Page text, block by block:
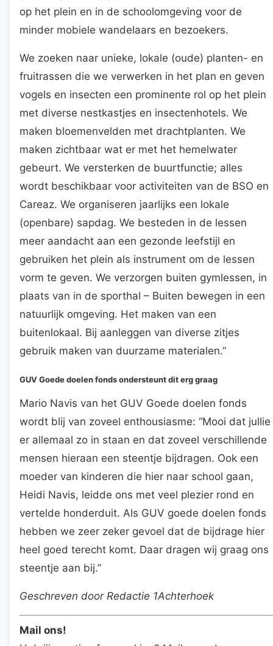
op het plein en in de schoolomgeving voor de
minder mobiele wandelaars en bezoekers.
We zoeken naar unieke, lokale (oude) planten- en
fruitrassen die we verwerken in het plan en geven
vogels en insecten een prominente rol op het plein
met diverse nestkastjes en insectenhotels. We
maken bloemenvelden met drachtplanten. We
maken zichtbaar wat er met het hemelwater
gebeurt. We versterken de buurtfunctie; alles
wordt beschikbaar voor activiteiten van de BSO en
Careaz. We organiseren jaarlijks een lokale
(openbare) sapdag. We besteden in de lessen
meer aandacht aan een gezonde leefstijl en
gebruiken het plein als instrument om de lessen
vorm te geven. We verzorgen buiten gymlessen, in
plaats van in de sporthal – Buiten bewegen in een
natuurlijk omgeving. Het maken van een
buitenlokaal. Bij aanleggen van diverse zitjes
gebruik maken van duurzame materialen.”
GUV Goede doelen fonds ondersteunt dit erg graag
Mario Navis van het GUV Goede doelen fonds
wordt blij van zoveel enthousiasme: “Mooi dat jullie
er allemaal zo in staan en dat zoveel verschillende
mensen hieraan een steentje bijdragen. Ook een
moeder van kinderen die hier naar school gaan,
Heidi Navis, leidde ons met veel plezier rond en
vertelde honderduit. Als GUV goede doelen fonds
hebben we zeer zeker gevoel dat de bijdrage hier
heel goed terecht komt. Daar dragen wij graag ons
steentje aan bij.”
Geschreven door Redactie 1Achterhoek
Mail ons!